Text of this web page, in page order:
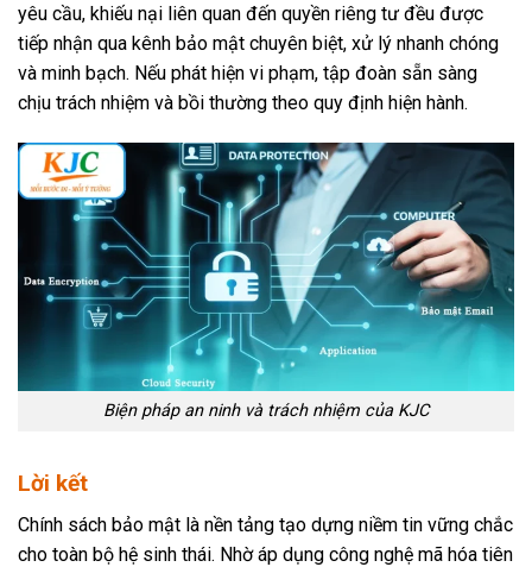
yêu cầu, khiếu nại liên quan đến quyền riêng tư đều được
tiếp nhận qua kênh bảo mật chuyên biệt, xử lý nhanh chóng
và minh bạch. Nếu phát hiện vi phạm, tập đoàn sẵn sàng
chịu trách nhiệm và bồi thường theo quy định hiện hành.
Biện pháp an ninh và trách nhiệm của KJC
Lời kết
Chính sách bảo mật là nền tảng tạo dựng niềm tin vững chắc
cho toàn bộ hệ sinh thái. Nhờ áp dụng công nghệ mã hóa tiên